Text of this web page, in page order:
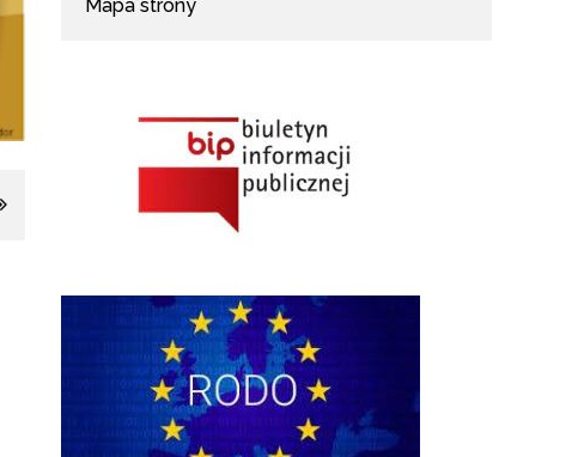
Mapa strony